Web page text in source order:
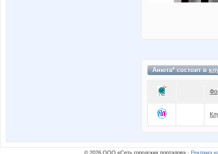
Анюта* состоит в
© 2026 ООО «Сеть городских порталов» · Реклама